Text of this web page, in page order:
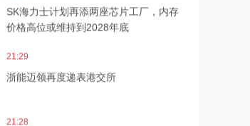
SK海力士计划再添两座芯片工厂，内存
价格高位或维持到2028年底
21:29
浙能迈领再度递表港交所
21:28